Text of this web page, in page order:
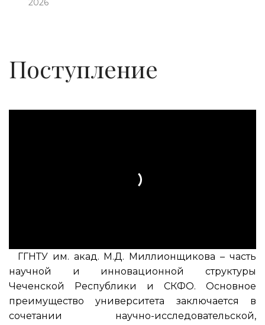
2026
Поступление
ГГНТУ им. акад. М.Д. Миллионщикова – часть
научной и инновационной структуры
Чеченской Республики и СКФО. Основное
преимущество университета заключается в
сочетании научно-исследовательской,